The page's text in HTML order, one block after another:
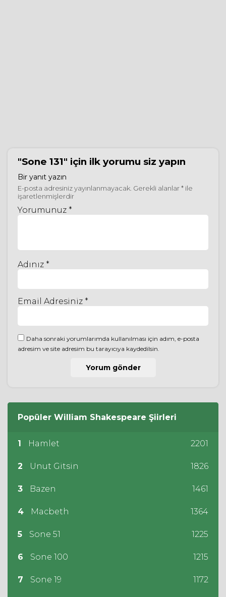
"Sone 131" için ilk yorumu siz yapın
Bir yanıt yazın
E-posta adresiniz yayınlanmayacak. Gerekli alanlar* ile
işaretlenmişlerdir
Yorumunuz *
Adınız *
Email Adresiniz *
Daha sonraki yorumlarımda kullanılması için adım, e-posta
adresim ve site adresim bu tarayıcıya kaydedilsin.
Popüler William Shakespeare Şiirleri
1 Hamlet 2201
2 Unut Gitsin 1826
3 Bazen 1461
4 Macbeth 1364
5 Sone 51 1225
6 Sone 100 1215
7 Sone 19 1172